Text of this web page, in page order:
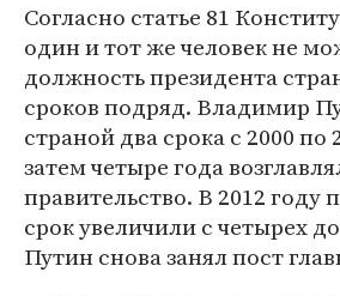
Согласно статье 81
один и тот же человек не
должность президента
сроков подряд. Владимир
страной два срока с 2000 по
затем четыре года
правительство. В 2012 году
срок увеличили с четырех
Путин снова занял пост